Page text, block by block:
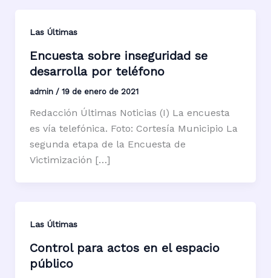
Las Últimas
Encuesta sobre inseguridad se
desarrolla por teléfono
admin / 19 de enero de 2021
Redacción Últimas Noticias (I) La encuesta
es vía telefónica. Foto: Cortesía Municipio La
segunda etapa de la Encuesta de
Victimización […]
Las Últimas
Control para actos en el espacio
público